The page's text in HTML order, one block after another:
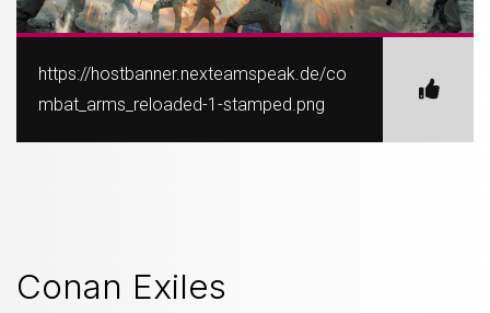
https://hostbanner.nexteamspeak.de/co
mbat_arms_reloaded-1-stamped.png
Conan Exiles